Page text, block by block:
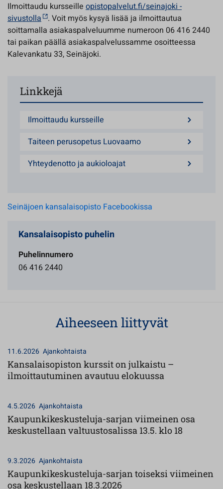
Ilmoittaudu kursseille opistopalvelut.fi/seinajoki -
sivustolla . Voit myös kysyä lisää ja ilmoittautua
soittamalla asiakaspalveluumme numeroon 06 416 2440
tai paikan päällä asiakaspalvelussamme osoitteessa
Kalevankatu 33, Seinäjoki.
Linkkejä
Ilmoittaudu kursseille
Taiteen perusopetus Luovaamo
Yhteydenotto ja aukioloajat
Seinäjoen kansalaisopisto Facebookissa
Kansalaisopisto puhelin
Puhelinnumero
06 416 2440
Aiheeseen liittyvät
11.6.2026 Ajankohtaista
Kansalaisopiston kurssit on julkaistu –
ilmoittautuminen avautuu elokuussa
4.5.2026 Ajankohtaista
Kaupunkikeskusteluja-sarjan viimeinen osa
keskustellaan valtuustosalissa 13.5. klo 18
9.3.2026 Ajankohtaista
Kaupunkikeskusteluja-sarjan toiseksi viimeinen
osa keskustellaan 18.3.2026